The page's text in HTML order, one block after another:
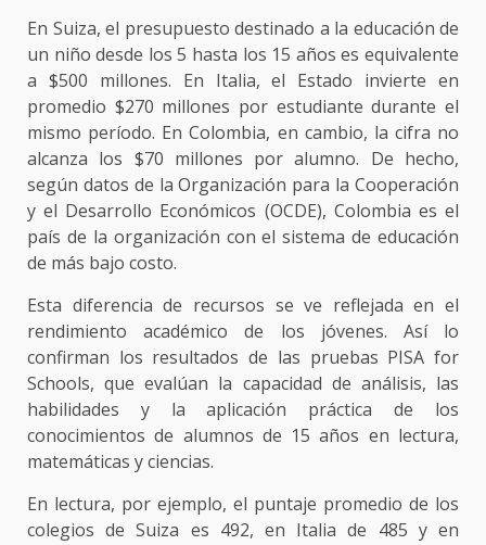
En Suiza, el presupuesto destinado a la educación de
un niño desde los 5 hasta los 15 años es equivalente
a $500 millones. En Italia, el Estado invierte en
promedio $270 millones por estudiante durante el
mismo período. En Colombia, en cambio, la cifra no
alcanza los $70 millones por alumno. De hecho,
según datos de la Organización para la Cooperación
y el Desarrollo Económicos (OCDE), Colombia es el
país de la organización con el sistema de educación
de más bajo costo.
Esta diferencia de recursos se ve reflejada en el
rendimiento académico de los jóvenes. Así lo
confirman los resultados de las pruebas PISA for
Schools, que evalúan la capacidad de análisis, las
habilidades y la aplicación práctica de los
conocimientos de alumnos de 15 años en lectura,
matemáticas y ciencias.
En lectura, por ejemplo, el puntaje promedio de los
colegios de Suiza es 492, en Italia de 485 y en